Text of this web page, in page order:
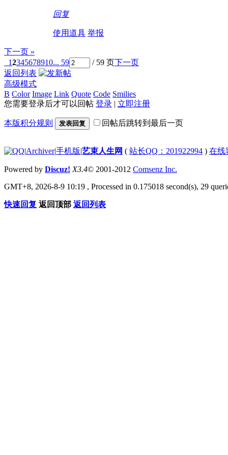
回复
使用道具 举报
下一页 »
12345678910... 59 / 59 页下一页
返回列表
高级模式
B Color Image Link Quote Code Smilies
您需要登录后才可以回帖 登录 | 立即注册
本版积分规则 发表回复 回帖后跳转到最后一页
|Archiver|手机版|艺束人生网 ( 站长QQ：201922994 ) 在线
Powered by Discuz! X3.4© 2001-2012 Comsenz Inc.
GMT+8, 2026-8-9 10:19 , Processed in 0.175018 second(s), 29
快速回复 返回顶部 返回列表